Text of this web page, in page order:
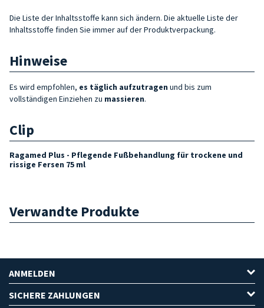
Die Liste der Inhaltsstoffe kann sich ändern. Die aktuelle Liste der
Inhaltsstoffe finden Sie immer auf der Produktverpackung.
Hinweise
Es wird empfohlen, es täglich aufzutragen und bis zum
vollständigen Einziehen zu massieren.
Clip
Ragamed Plus - Pflegende Fußbehandlung für trockene und
rissige Fersen 75 ml
Verwandte Produkte
ANMELDEN
SICHERE ZAHLUNGEN